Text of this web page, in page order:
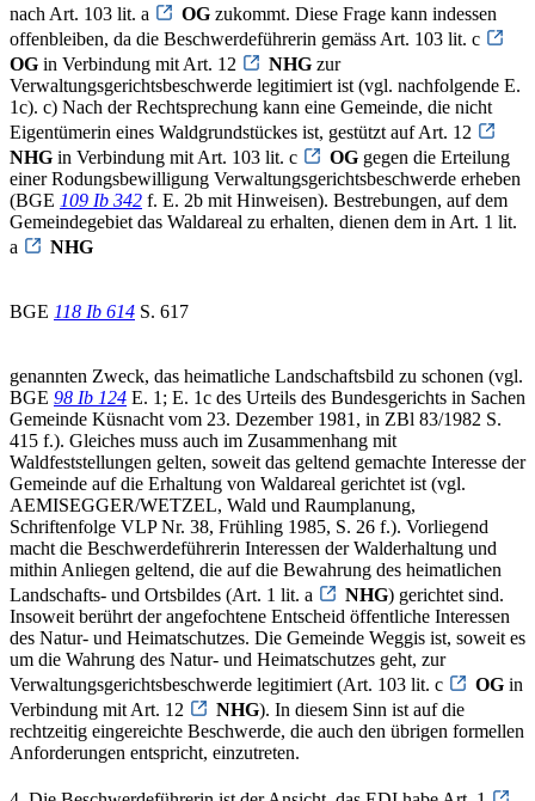
nach Art. 103 lit. a
OG zukommt. Diese Frage kann indessen
offenbleiben, da die Beschwerdeführerin gemäss Art. 103 lit. c
OG in Verbindung mit Art. 12 NHG zur
Verwaltungsgerichtsbeschwerde legitimiert ist (vgl. nachfolgende E.
1c). c) Nach der Rechtsprechung kann eine Gemeinde, die nicht
Eigentümerin eines Waldgrundstückes ist, gestützt auf Art. 12
NHG in Verbindung mit Art. 103 lit. c OG gegen die Erteilung
einer Rodungsbewilligung Verwaltungsgerichtsbeschwerde erheben
(BGE 109 Ib 342 f. E. 2b mit Hinweisen). Bestrebungen, auf dem
Gemeindegebiet das Waldareal zu erhalten, dienen dem in Art. 1 lit.
a
NHG
BGE 118 Ib 614 S. 617
genannten Zweck, das heimatliche Landschaftsbild zu schonen (vgl.
BGE 98 Ib 124 E. 1; E. 1c des Urteils des Bundesgerichts in Sachen
Gemeinde Küsnacht vom 23. Dezember 1981, in ZBl 83/1982 S.
415 f.). Gleiches muss auch im Zusammenhang mit
Waldfeststellungen gelten, soweit das geltend gemachte Interesse der
Gemeinde auf die Erhaltung von Waldareal gerichtet ist (vgl.
AEMISEGGER/WETZEL, Wald und Raumplanung,
Schriftenfolge VLP Nr. 38, Frühling 1985, S. 26 f.). Vorliegend
macht die Beschwerdeführerin Interessen der Walderhaltung und
mithin Anliegen geltend, die auf die Bewahrung des heimatlichen
Landschafts- und Ortsbildes (Art. 1 lit. a
NHG) gerichtet sind.
Insoweit berührt der angefochtene Entscheid öffentliche Interessen
des Natur- und Heimatschutzes. Die Gemeinde Weggis ist, soweit es
um die Wahrung des Natur- und Heimatschutzes geht, zur
Verwaltungsgerichtsbeschwerde legitimiert (Art. 103 lit. c
OG in
Verbindung mit Art. 12
NHG). In diesem Sinn ist auf die
rechtzeitig eingereichte Beschwerde, die auch den übrigen formellen
Anforderungen entspricht, einzutreten.